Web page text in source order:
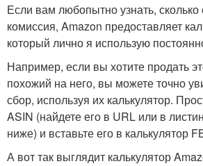
Если вам любопытно узнать, сколько
комиссия, Amazon предоставляет
который лично я использую
Например, если вы хотите продать
похожий на него, вы можете точно
сбор, используя их калькулятор.
ASIN (найдете его в URL или в
ниже) и вставьте его в калькулятор
А вот так выглядит калькулятор